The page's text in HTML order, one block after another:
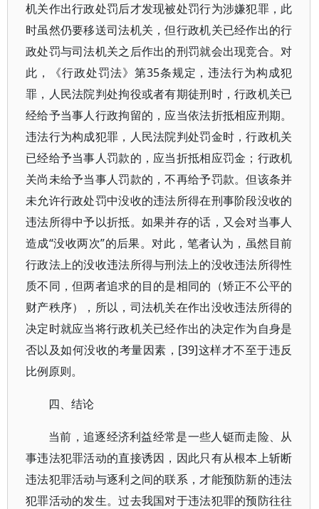
机关作出行政处罚后才发现被处罚行为涉嫌犯罪，此
时虽然仍要移送司法机关，但行政机关已经作出的行
政处罚与司法机关之后作出的刑罚就会出现竞合。对
此，《行政处罚法》第35条规定，违法行为构成犯
罪，人民法院判处拘役或者有期徒刑时，行政机关已
经给予当事人行政拘留的，应当依法折抵相应刑期。
违法行为构成犯罪，人民法院判处罚金时，行政机关
已经给予当事人罚款的，应当折抵相应罚金；行政机
关尚未给予当事人罚款的，不再给予罚款。但该条并
未允许行政处罚中没收的违法所得在刑事阶段没收的
违法所得中予以折抵。如果并存的话，又会对当事人
造成“没收两次”的后果。对此，笔者认为，虽然目前
行政法上的没收违法所得与刑法上的没收违法所得性
质不同，但两者追求的目的是相同的（矫正不公平的
财产秩序），所以，司法机关在作出没收违法所得的
决定时就应当将行政机关已经作出的决定作为自身是
否以及如何没收的考量因素，[39]这样才不至于违反
比例原则。
四、结论
当前，追逐经济利益经常是一些人铤而走险、从
事违法犯罪活动的直接诱因，因此只有从根本上斩断
违法犯罪活动与逐利之间的联系，才能预防新的违法
犯罪活动的发生。过去我国对于违法犯罪的预防往往